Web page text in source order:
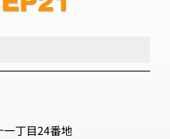
一丁目24番地